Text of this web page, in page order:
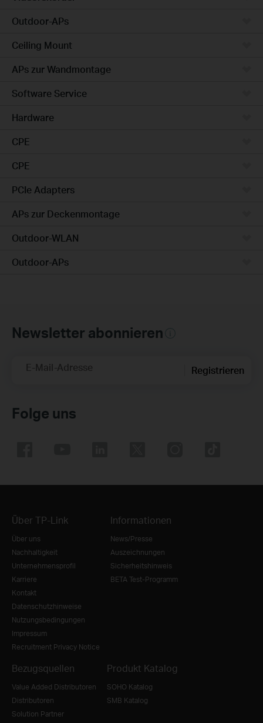
Outdoor-APs
Ceiling Mount
APs zur Wandmontage
Software Service
Hardware
CPE
CPE
PCIe Adapters
APs zur Deckenmontage
Outdoor-WLAN
Outdoor-APs
Newsletter abonnieren
E-Mail-Adresse Registrieren
Folge uns
Über TP-Link
Über uns
Nachhaltigkeit
Unternehmensprofil
Karriere
Kontakt
Datenschutzhinweise
Nutzungsbedingungen
Impressum
Recruitment Privacy Notice
Informationen
News/Presse
Auszeichnungen
Sicherheitshinweis
BETA Test-Programm
Bezugsquellen
Value Added Distributoren
Distributoren
Solution Partner
Produkt Katalog
SOHO Katalog
SMB Katalog